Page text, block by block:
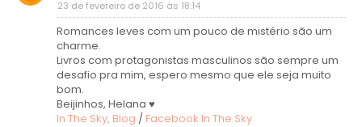
23 de fevereiro de 2016 às 18:14
Romances leves com um pouco de mistério são um
charme.
Livros com protagonistas masculinos são sempre um
desafio pra mim, espero mesmo que ele seja muito
bom.
Beijinhos, Helana ♥
In The Sky, Blog / Facebook In The Sky